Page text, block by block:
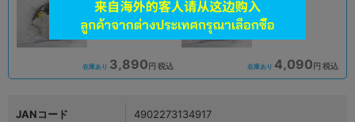
金沢店
在庫あり 3,890円 税込 在庫あり 4,090円 税込
JANコード 4902273134917